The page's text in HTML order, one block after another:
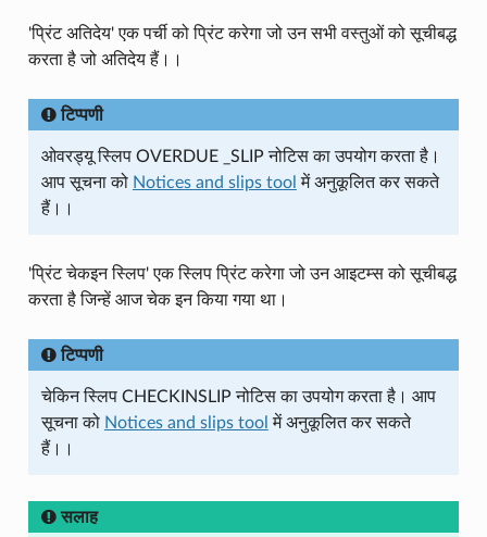
'प्रिंट अतिदेय' एक पर्ची को प्रिंट करेगा जो उन सभी वस्तुओं को सूचीबद्ध
करता है जो अतिदेय हैं।।
टिप्पणी
ओवरड्यू स्लिप OVERDUE _SLIP नोटिस का उपयोग करता है।
आप सूचना को Notices and slips tool में अनुकूलित कर सकते
हैं।।
'प्रिंट चेकइन स्लिप' एक स्लिप प्रिंट करेगा जो उन आइटम्स को सूचीबद्ध
करता है जिन्हें आज चेक इन किया गया था।
टिप्पणी
चेकिन स्लिप CHECKINSLIP नोटिस का उपयोग करता है। आप
सूचना को Notices and slips tool में अनुकूलित कर सकते
हैं।।
सलाह